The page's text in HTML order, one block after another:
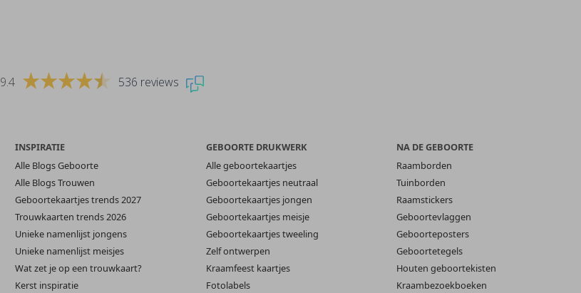
9.4 536 reviews
INSPIRATIE
Alle Blogs Geboorte
Alle Blogs Trouwen
Geboortekaartjes trends 2027
Trouwkaarten trends 2026
Unieke namenlijst jongens
Unieke namenlijst meisjes
Wat zet je op een trouwkaart?
Kerst inspiratie
GEBOORTE DRUKWERK
Alle geboortekaartjes
Geboortekaartjes neutraal
Geboortekaartjes jongen
Geboortekaartjes meisje
Geboortekaartjes tweeling
Zelf ontwerpen
Kraamfeest kaartjes
Fotolabels
NA DE GEBOORTE
Raamborden
Tuinborden
Raamstickers
Geboortevlaggen
Geboorteposters
Geboortetegels
Houten geboortekisten
Kraambezoekboeken